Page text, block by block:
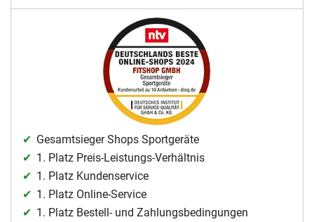
Gesamtsieger Shops Sportgeräte
1. Platz Preis-Leistungs-Verhältnis
1. Platz Kundenservice
1. Platz Online-Service
1. Platz Bestell- und Zahlungsbedingungen